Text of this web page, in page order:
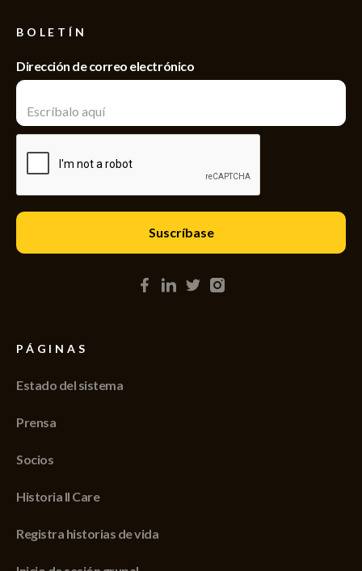
BOLETÍN
Dirección de correo electrónico
PÁGINAS
Estado del sistema
Prensa
Socios
Historia II Care
Registra historias de vida